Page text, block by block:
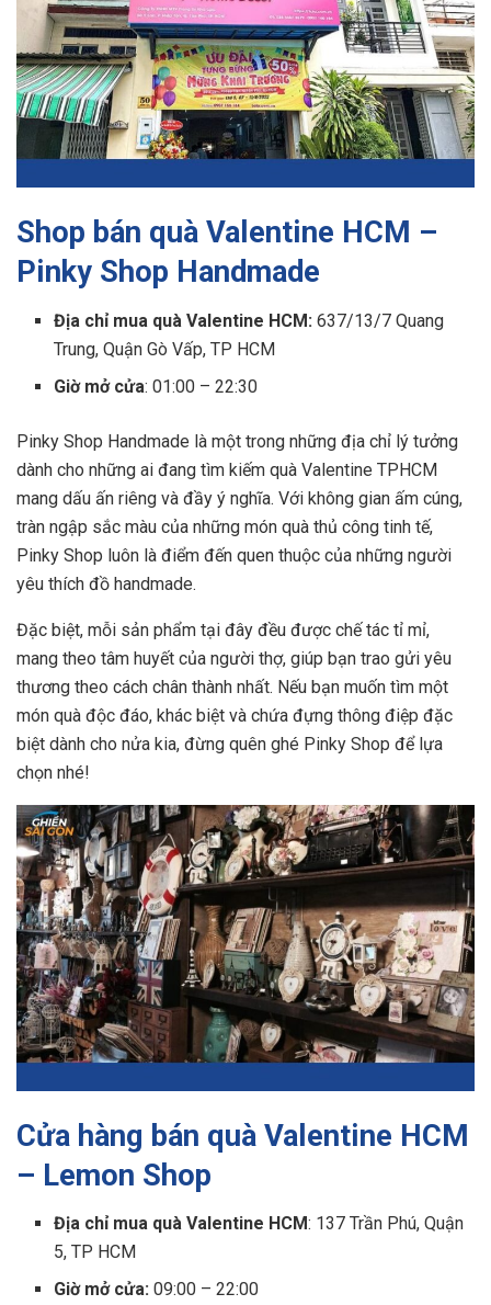
Shop bán quà Valentine HCM –
Pinky Shop Handmade
Địa chỉ mua quà Valentine HCM:637/13/7 Quang
Trung, Quận Gò Vấp, TP HCM
Giờ mở cửa: 01:00 – 22:30
Pinky Shop Handmade là một trong những địa chỉ lý tưởng
dành cho những ai đang tìm kiếm quà Valentine TPHCM
mang dấu ấn riêng và đầy ý nghĩa. Với không gian ấm cúng,
tràn ngập sắc màu của những món quà thủ công tinh tế,
Pinky Shop luôn là điểm đến quen thuộc của những người
yêu thích đồ handmade.
Đặc biệt, mỗi sản phẩm tại đây đều được chế tác tỉ mỉ,
mang theo tâm huyết của người thợ, giúp bạn trao gửi yêu
thương theo cách chân thành nhất. Nếu bạn muốn tìm một
món quà độc đáo, khác biệt và chứa đựng thông điệp đặc
biệt dành cho nửa kia, đừng quên ghé Pinky Shop để lựa
chọn nhé!
Cửa hàng bán quà Valentine HCM
– Lemon Shop
Địa chỉ mua quà Valentine HCM: 137 Trần Phú, Quận
5, TP HCM
Giờ mở cửa:09:00 – 22:00